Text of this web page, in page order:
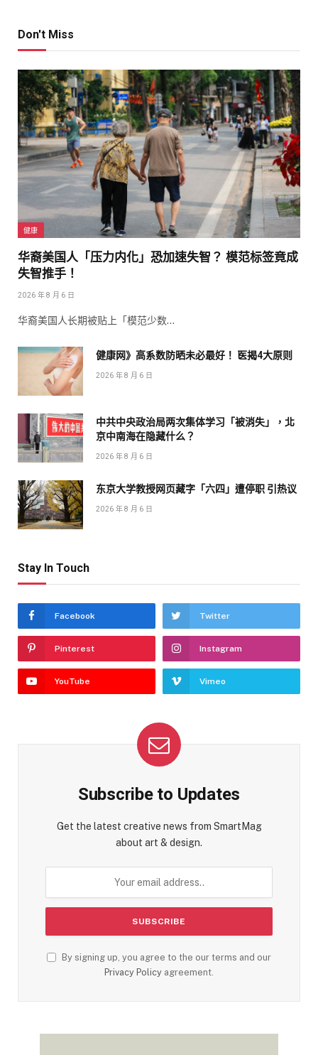
Don't Miss
健康
华裔美国人「压力内化」恐加速失智？ 模范标签竟成
失智推手！
2026 年 8 月 6 日
华裔美国人长期被贴上「模范少数…
健康网》高系数防晒未必最好！ 医揭4大原则
2026 年 8 月 6 日
中共中央政治局两次集体学习「被消失」，北
京中南海在隐藏什么？
2026 年 8 月 6 日
东京大学教授网页藏字「六四」遭停职 引热议
2026 年 8 月 6 日
Stay In Touch
Facebook Twitter
Pinterest Instagram
YouTube Vimeo
Subscribe to Updates
Get the latest creative news from SmartMag
about art & design.
By signing up, you agree to the our terms and our
Privacy Policy agreement.